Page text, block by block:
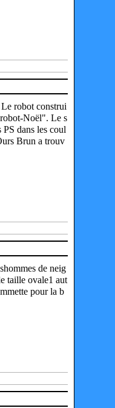
robot construi
Noël". Le s
dans les coul
Brun a trouv
de neig
taille ovale1 aut
pour la b